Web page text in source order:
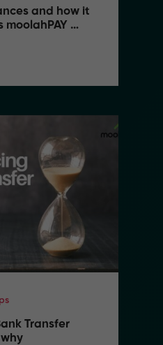
and how it
moolahPAY
Transfer
why